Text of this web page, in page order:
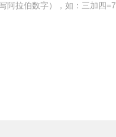
阿拉伯数字），如：三加四=7